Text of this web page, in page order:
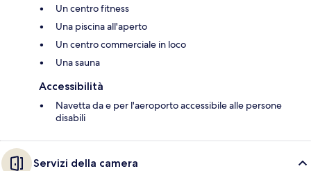
Un centro fitness
Una piscina all'aperto
Un centro commerciale in loco
Una sauna
Accessibilità
Navetta da e per l'aeroporto accessibile alle persone
disabili
Servizi della camera